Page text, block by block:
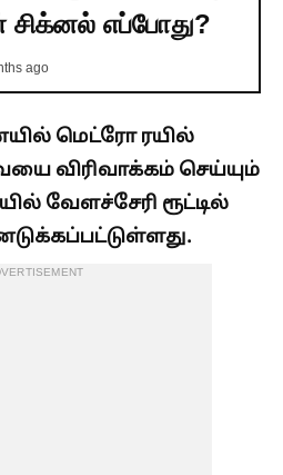
சிக்னல் எப்போது?
ago
மெட்ரோ ரயில்
விரிவாக்கம் செய்யும்
வேளச்சேரி ரூட்டில்